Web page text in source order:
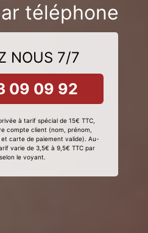
téléphone
NOUS 7/7
09 09 92
à tarif spécial de 15€ TTC,
compte client (nom, prénom,
carte de paiement valide). Au-
varie de 3,5€ à 9,5€ TTC par
le voyant.